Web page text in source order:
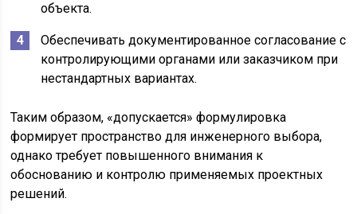
объекта.
Обеспечивать документированное согласование с
контролирующими органами или заказчиком при
нестандартных вариантах.
Таким образом, «допускается» формулировка
формирует пространство для инженерного выбора,
однако требует повышенного внимания к
обоснованию и контролю применяемых проектных
решений.